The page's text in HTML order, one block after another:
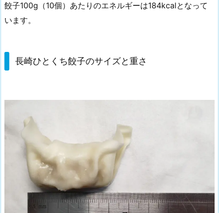
餃子100g（10個）あたりのエネルギーは184kcalとなって
います。
長崎ひとくち餃子のサイズと重さ